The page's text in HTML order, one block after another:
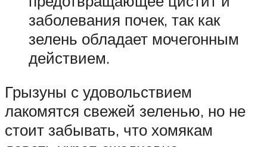
заболевания почек, так как
зелень обладает мочегонным
действием.
Грызуны с удовольствием
лакомятся свежей зеленью, но не
стоит забывать, что хомякам